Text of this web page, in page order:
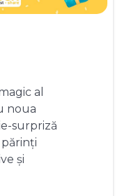
al
noua
surpriză
și